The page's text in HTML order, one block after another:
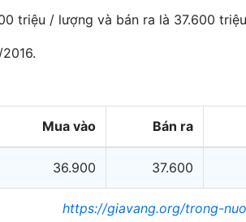
triệu / lượng và bán ra là 37.600
Mua vào Bán ra
36.900 37.600
https://giavang.org/trong-